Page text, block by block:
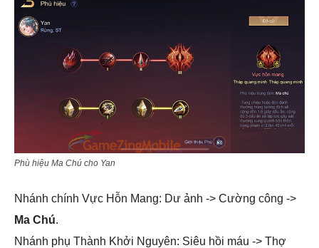
Phù hiệu Ma Chú cho Yan
Nhánh chính Vực Hỗn Mang: Dư ảnh -> Cường công ->
Ma Chú.
Nhánh phụ Thành Khởi Nguyên: Siêu hồi máu -> Thợ